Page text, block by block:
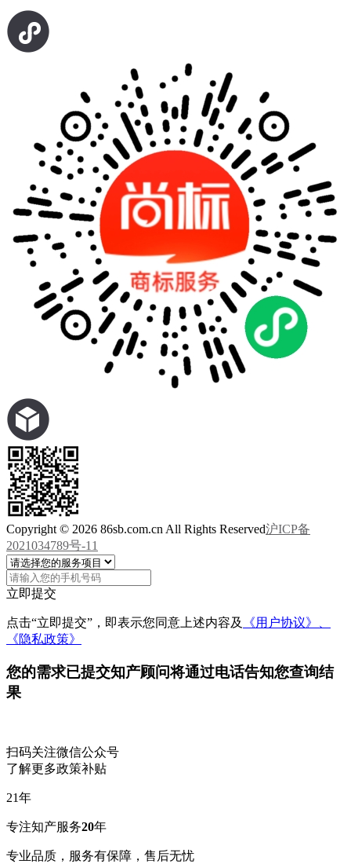
Copyright © 2026 86sb.com.cn All Rights Reserved沪ICP备
2021034789号-11
立即提交
点击“立即提交”，即表示您同意上述内容及
《用户协议》、
《隐私政策》
您的需求已提交知产顾问将通过电话告知您查询结
果
扫码关注微信公众号
了解更多政策补贴
21年
专注知产服务20年
专业品质，服务有保障，售后无忧